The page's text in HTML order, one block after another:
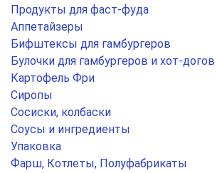
Продукты для фаст-фуда
Аппетайзеры
Бифштексы для гамбургеров
Булочки для гамбургеров и хот-догов
Картофель Фри
Сиропы
Сосиски, колбаски
Соусы и ингредиенты
Упаковка
Фарш, Котлеты, Полуфабрикаты